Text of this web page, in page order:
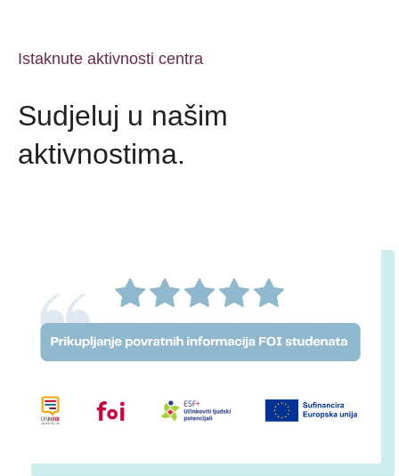
Istaknute aktivnosti centra
Sudjeluj u našim
aktivnostima.